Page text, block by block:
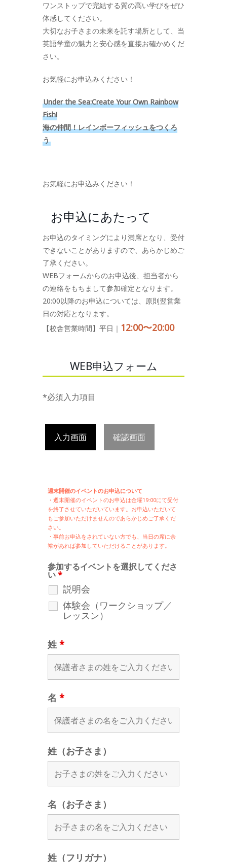
ワンストップで完結する質の高い学びをぜひ
体感してください。
大切なお子さまの未来を託す場所として、当
英語学童の魅力と安心感を直接お確かめくだ
さい。
お気軽にお申込みください！
Under the Sea:Create Your Own Rainbow
Fish!
海の仲間！レインボーフィッシュをつくろ
う
お気軽にお申込みください！
お申込にあたって
お申込のタイミングにより満席となり、受付
できないことがありますので、あらかじめご
了承ください。
WEBフォームからのお申込後、担当者から
の連絡をもちまして参加確定となります。
20:00以降のお申込については、原則翌営業
日の対応となります。
【校舎営業時間】平日｜ 12:00〜20:00
WEB申込フォーム
*必須入力項目
入力画面 確認画面
週末開催のイベントのお申込について
・週末開催のイベントのお申込は金曜19:00にて受付
を終了させていただいています。お申込いただいて
もご参加いただけませんのであらかじめご了承くだ
さい。
・事前お申込をされていない方でも、当日の席に余
裕があれば参加していただけることがあります。
参加するイベントを選択してくださ
い*
説明会
体験会（ワークショップ／
レッスン）
姓 *
名 *
姓（お子さま）
名（お子さま）
姓（フリガナ）